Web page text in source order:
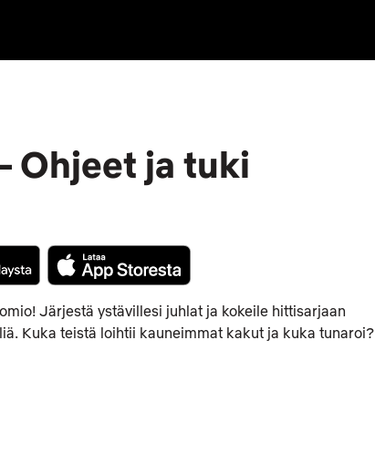
Ohjeet ja tuki
Järjestä ystävillesi juhlat ja kokeile hittisarjaan
Kuka teistä loihtii kauneimmat kakut ja kuka tunaroi?